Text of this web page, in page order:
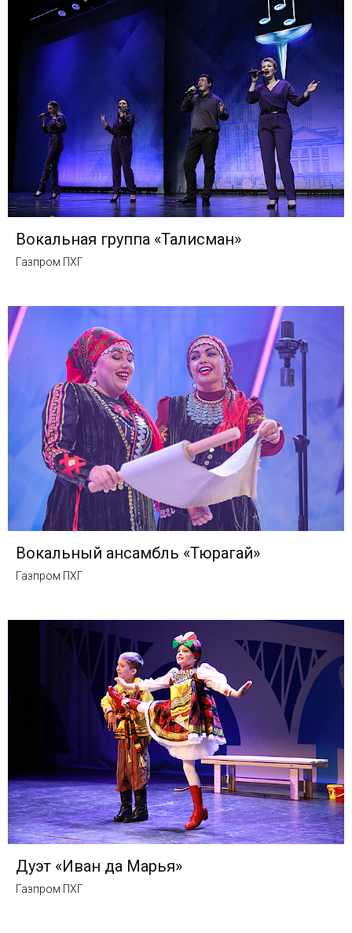
Вокальная группа «Талисман»
Газпром ПХГ
Вокальный ансамбль «Тюрагай»
Газпром ПХГ
Дуэт «Иван да Марья»
Газпром ПХГ